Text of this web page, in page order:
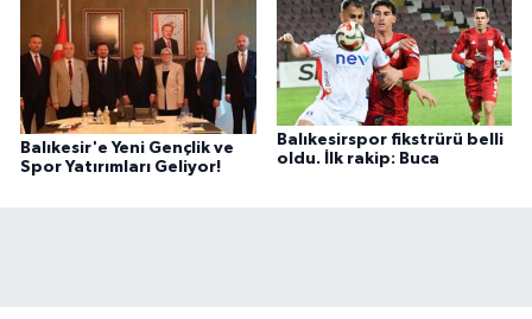
Balıkesir'e Yeni Gençlik ve
Spor Yatırımları Geliyor!
Balıkesirspor fikstrürü belli
oldu. İlk rakip: Buca